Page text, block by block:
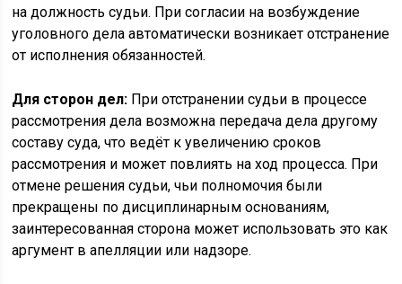
на должность судьи. При согласии на возбуждение
уголовного дела автоматически возникает отстранение
от исполнения обязанностей.
Для сторон дел: При отстранении судьи в процессе
рассмотрения дела возможна передача дела другому
составу суда, что ведёт к увеличению сроков
рассмотрения и может повлиять на ход процесса. При
отмене решения судьи, чьи полномочия были
прекращены по дисциплинарным основаниям,
заинтересованная сторона может использовать это как
аргумент в апелляции или надзоре.